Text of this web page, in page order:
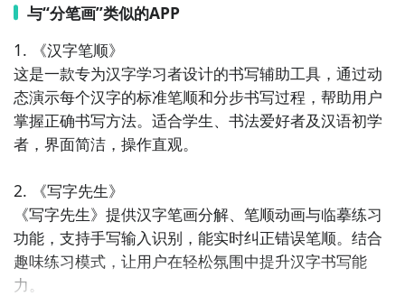
与“分笔画”类似的APP
1. 《汉字笔顺》
这是一款专为汉字学习者设计的书写辅助工具，通过动
态演示每个汉字的标准笔顺和分步书写过程，帮助用户
掌握正确书写方法。适合学生、书法爱好者及汉语初学
者，界面简洁，操作直观。
2. 《写字先生》
《写字先生》提供汉字笔画分解、笔顺动画与临摹练习
功能，支持手写输入识别，能实时纠正错误笔顺。结合
趣味练习模式，让用户在轻松氛围中提升汉字书写能
力。